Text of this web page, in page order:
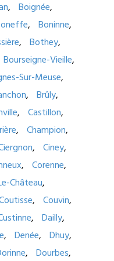
Boignée
Boninne
Bothey
Bourseigne-Vieille
Sur-Meuse
Brûly
Castillon
Champion
Ciney
Corenne
Château
Couvin
Dailly
Denée
Dhuy
Dourbes